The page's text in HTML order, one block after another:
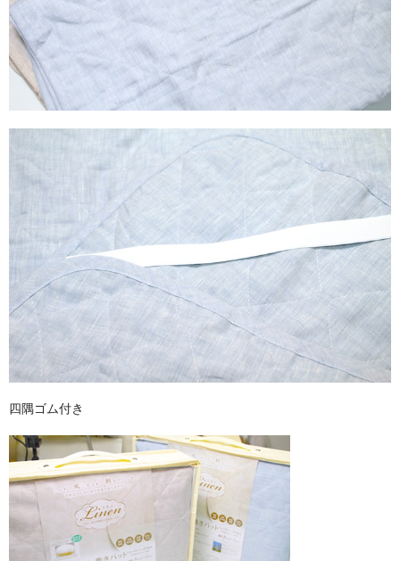
四隅ゴム付き